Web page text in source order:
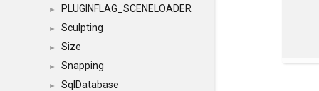
► PLUGINFLAG_SCENELOADER
► Sculpting
► Size
► Snapping
► SqlDatabase